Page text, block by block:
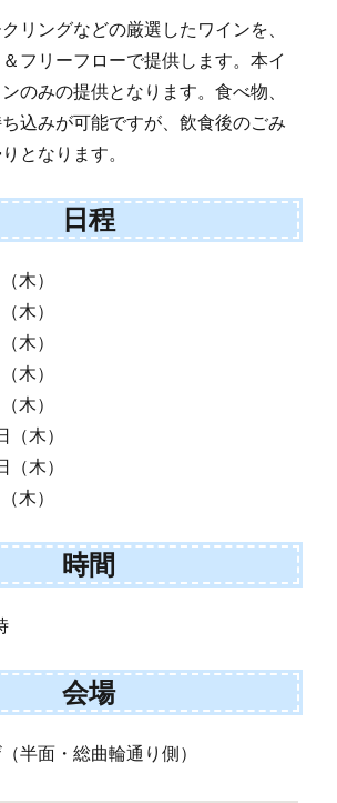
リングなどの厳選したワインを、
フリーフローで提供します。本イ
のみの提供となります。食べ物、
込みが可能ですが、飲食後のごみ
となります。
日程
木）
木）
木）
木）
木）
（木）
（木）
木）
時間
会場
半面・総曲輪通り側）